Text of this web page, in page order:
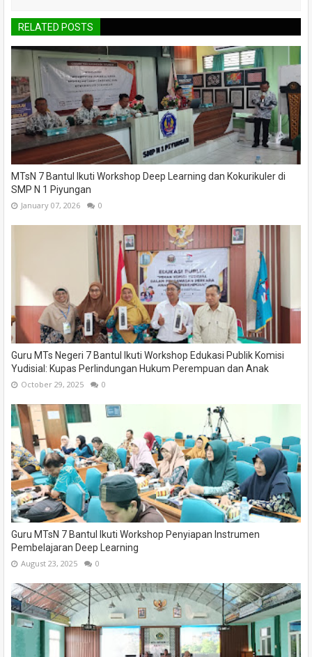
RELATED POSTS
MTsN 7 Bantul Ikuti Workshop Deep Learning dan Kokurikuler di
SMP N 1 Piyungan
January 07, 2026 0
Guru MTs Negeri 7 Bantul Ikuti Workshop Edukasi Publik Komisi
Yudisial: Kupas Perlindungan Hukum Perempuan dan Anak
October 29, 2025 0
Guru MTsN 7 Bantul Ikuti Workshop Penyiapan Instrumen
Pembelajaran Deep Learning
August 23, 2025 0